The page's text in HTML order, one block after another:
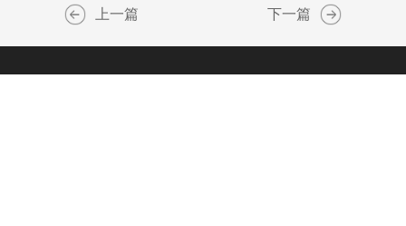
上一篇 下一篇